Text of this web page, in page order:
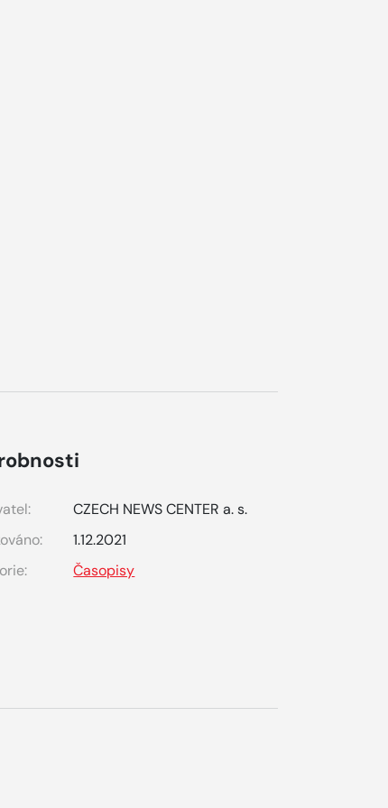
CZECH NEWS CENTER a. s.
1.12.2021
Časopisy